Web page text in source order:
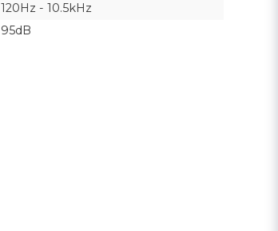
120Hz - 10.5kHz
95dB